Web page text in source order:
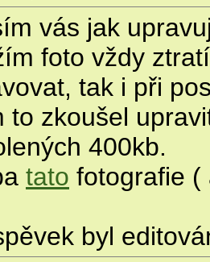
vás jak
foto vždy
tak i při
to zkoušel
400kb.
tato fotografie (
byl